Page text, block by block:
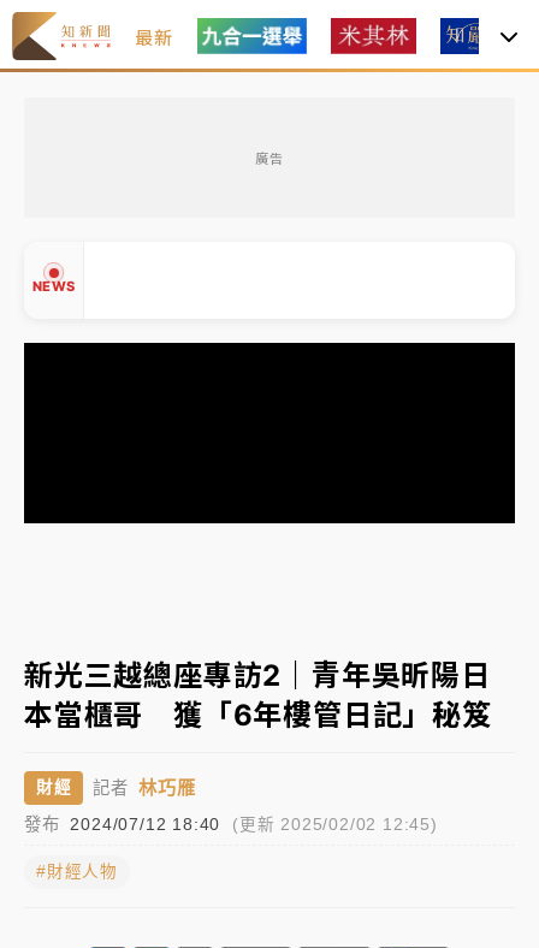
最新
廣告
NEWS
中信慈善基金會想增加董事人數！辜仲諒向法院聲請遭
駁 理由曝光
故宮《龍藏經》特展第2檔！今線上預約開賣一度塞車
雨熱區曝
旅局回應了
中信慈善基金會想增加董事人數！辜仲諒向法院聲請遭
故宮《龍藏經》特展第2檔！今線上預約開賣一度塞車
周六起展出延長至晚上7時
台東農業處長涉圖利渡假村！東檢抗告成功 今重開羈
新光三越總座專訪2｜青年吳昕陽日
本當櫃哥 獲「6年樓管日記」秘笈
財經 記者 林巧雁
發布 2024/07/12 18:40 (更新 2025/02/02 12:45)
#財經人物